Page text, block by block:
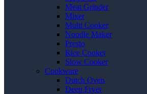
Meat Grinder
Mixer
Multi Cooker
Noodle Maker
Presto
Rice Cooker
Slow Cooker
Cookware
Dutch Oven
Deep Fryer